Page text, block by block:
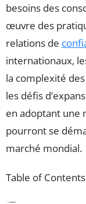
besoins des
œuvre des
relations de
internationaux,
la complexité des
les défis
en adoptant une
pourront se
marché mondial.
Table of Contents